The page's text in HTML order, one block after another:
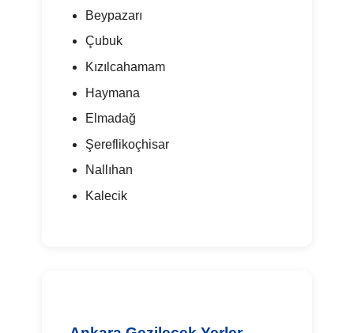
Beypazarı
Çubuk
Kızılcahamam
Haymana
Elmadağ
Şereflikoçhisar
Nallıhan
Kalecik